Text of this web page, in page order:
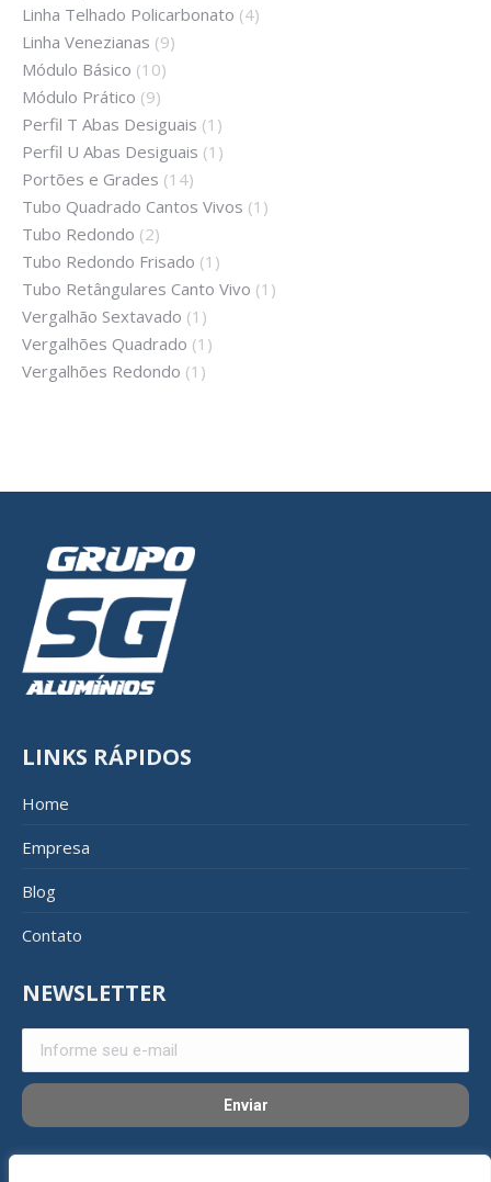
Linha Telhado Policarbonato (4)
Linha Venezianas (9)
Módulo Básico (10)
Módulo Prático (9)
Perfil T Abas Desiguais (1)
Perfil U Abas Desiguais (1)
Portões e Grades (14)
Tubo Quadrado Cantos Vivos (1)
Tubo Redondo (2)
Tubo Redondo Frisado (1)
Tubo Retângulares Canto Vivo (1)
Vergalhão Sextavado (1)
Vergalhões Quadrado (1)
Vergalhões Redondo (1)
LINKS RÁPIDOS
Home
Empresa
Blog
Contato
NEWSLETTER